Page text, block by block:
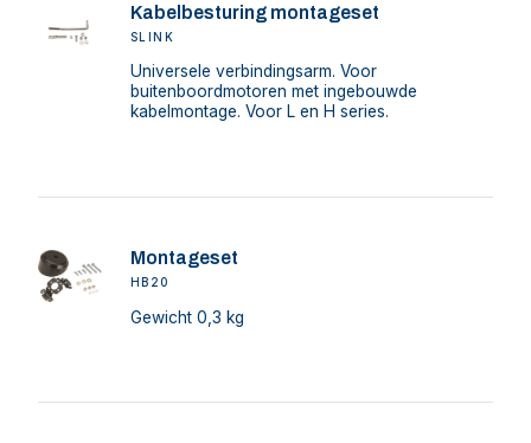
Kabelbesturing montageset
SLINK
Universele verbindingsarm. Voor
buitenboordmotoren met ingebouwde
kabelmontage. Voor L en H series.
Montageset
HB20
Gewicht 0,3 kg